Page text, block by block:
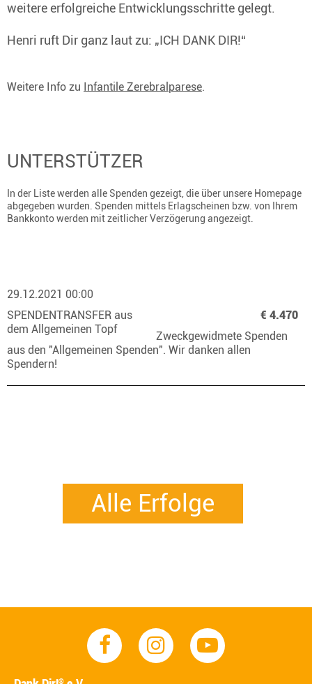
weitere erfolgreiche Entwicklungsschritte gelegt.
Henri ruft Dir ganz laut zu: „ICH DANK DIR!“
Weitere Info zu Infantile Zerebralparese.
UNTERSTÜTZER
In der Liste werden alle Spenden gezeigt, die über unsere Homepage
abgegeben wurden. Spenden mittels Erlagscheinen bzw. von Ihrem
Bankkonto werden mit zeitlicher Verzögerung angezeigt.
29.12.2021 00:00
SPENDENTRANSFER aus
dem Allgemeinen Topf
€ 4.470
Zweckgewidmete Spenden
aus den "Allgemeinen Spenden". Wir danken allen
Spendern!
Alle Erfolge
®